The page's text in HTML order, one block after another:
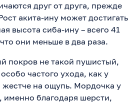
друг от друга, прежде
акита-ину может достигать
высота сиба-ину – всего 41
они меньше в два раза.
покров не такой пушистый,
частого ухода, как у
на ощупь. Мордочка у
именно благодаря шерсти,